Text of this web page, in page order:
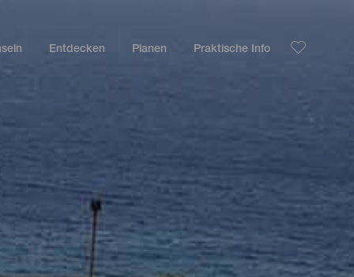
Entdecken Planen Praktische Info